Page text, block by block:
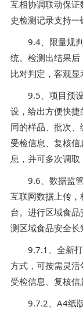
互相协调联动保
史检测记录支持一
9.4、限量规判
统。检测出结果
比对判定，客观显
9.5、项目预设
设，给出方便快
同的样品、批次、
受检信息、复核
息，并可多次调取
9.6、数据监管
互联网数据上传
台。进行区域食
测区域食品安全长
9.7.1、全新打
方式，可按需灵活
受检信息、复核信
9.7.2、A4纸版